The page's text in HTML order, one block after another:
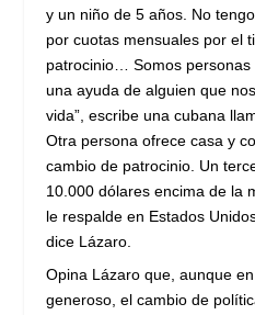
y un niño de 5 años. No
por cuotas mensuales por el
patrocinio… Somos personas
una ayuda de alguien que
vida”, escribe una cubana
Otra persona ofrece casa y
cambio de patrocinio. Un
10.000 dólares encima de la
le respalde en Estados
dice Lázaro.
Opina Lázaro que, aunque
generoso, el cambio de